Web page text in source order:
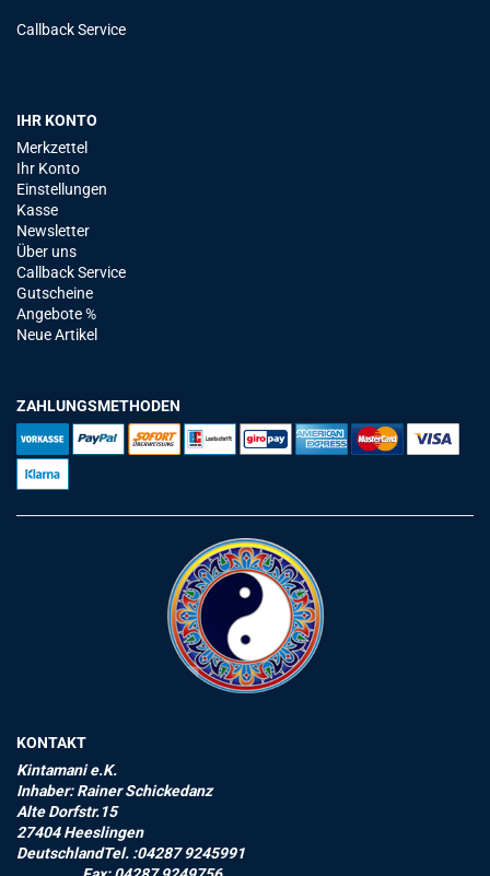
Callback Service
IHR KONTO
Merkzettel
Ihr Konto
Einstellungen
Kasse
Newsletter
Über uns
Callback Service
Gutscheine
Angebote %
Neue Artikel
ZAHLUNGSMETHODEN
KONTAKT
Kintamani e.K.
Inhaber: Rainer Schickedanz
Alte Dorfstr.15
27404 Heeslingen
DeutschlandTel. :04287 9245991